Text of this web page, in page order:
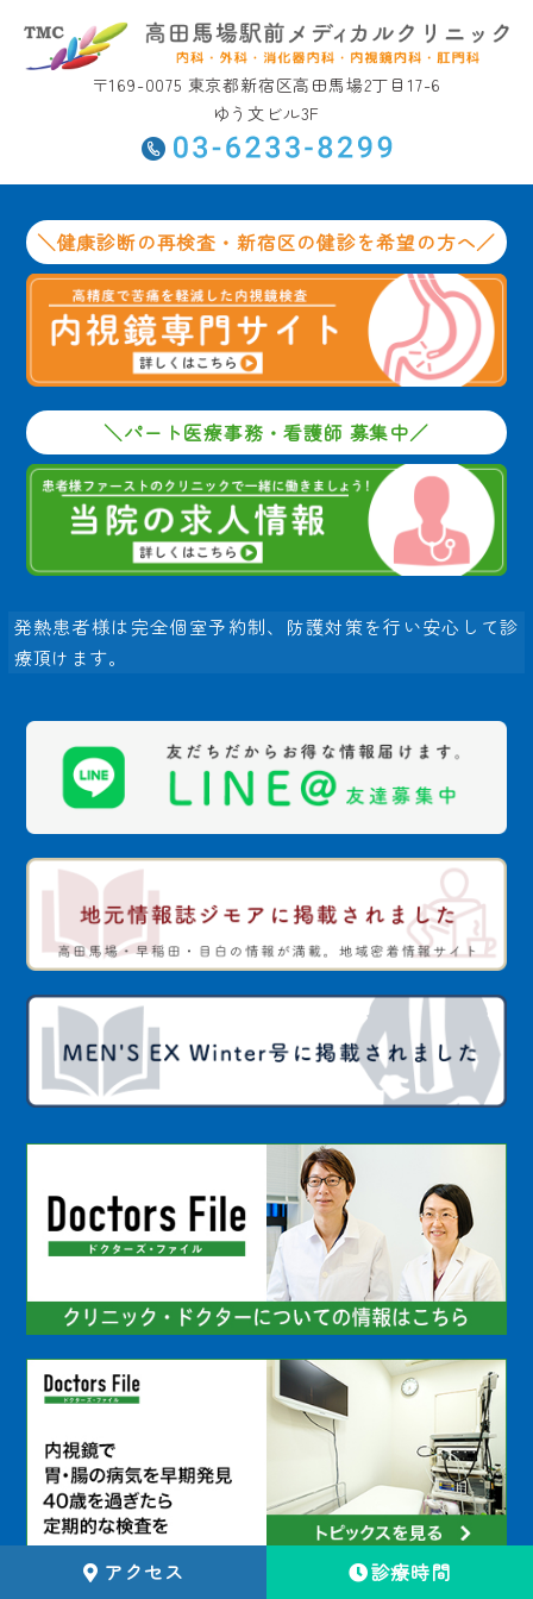
アクセス 診療時間
〒169-0075 東京都新宿区高田馬場2丁目17-6
ゆう文ビル3F
＼健康診断の再検査・新宿区の健診を希望の方へ／
＼パート医療事務・看護師 募集中／
発熱患者様は完全個室予約制、防護対策を行い安心して診
療頂けます。